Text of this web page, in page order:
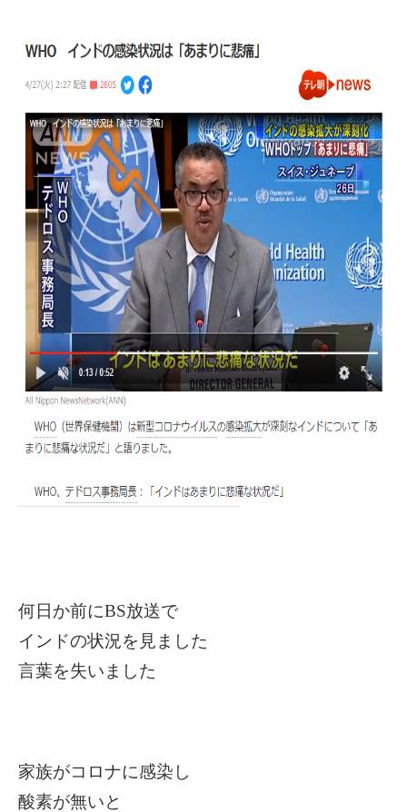
何日か前にBS放送で
インドの状況を見ました
言葉を失いました
家族がコロナに感染し
酸素が無いと